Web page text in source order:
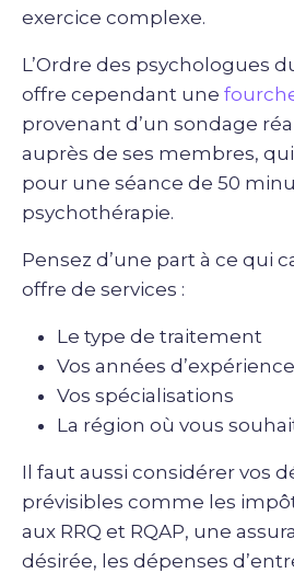
exercice complexe.
L’Ordre des psychologues
offre cependant une
provenant d’un sondage
auprès de ses membres, qui
pour une séance de 50
psychothérapie.
Pensez d’une part à ce qui
offre de services :
Le type de traitement
Vos années d’expérience
Vos spécialisations
La région où vous
Il faut aussi considérer vos
prévisibles comme les
aux RRQ et RQAP, une
désirée, les dépenses